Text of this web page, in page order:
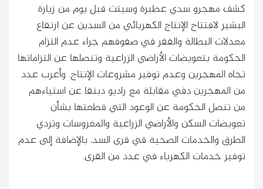
كشف مهجرو سدي عطبرة وسيتت قبل يوم من زيارة
البشير لافتتاح الإنتاج الكهربائي من السدين عن ارتفاع
معدلات البطالة والفقر في صفوفهم جراء عدم التزام
الحكومة بتعويضات الأراضي الزراعية وتنصلها عن التزاماتها
تجاه المهجرين وعدم توفير مشروعات الإنتاج. وأعرب عدد
من المهجرين دفي مقابلة مع راديو دبنقا عن استياءهم
من تنصل الحكومة عن الوعود التي قطعتها بشأن
تعويضات السكن والأراضي الزراعية والمغروسات وتردي
الطرق والخدمات الصحية في قرى السد، بالإضافة إلى عدم
توفير خدمات الكهرباء في عدد من القرى.